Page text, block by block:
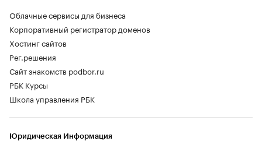
Облачные сервисы для бизнеса
Корпоративный регистратор доменов
Хостинг сайтов
Рег.решения
Сайт знакомств podbor.ru
РБК Курсы
Школа управления РБК
Юридическая Информация